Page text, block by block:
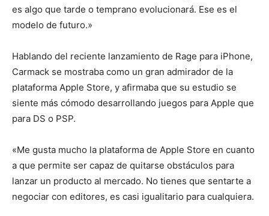
es algo que tarde o temprano evolucionará. Ese es el
modelo de futuro.»
Hablando del reciente lanzamiento de Rage para iPhone,
Carmack se mostraba como un gran admirador de la
plataforma Apple Store, y afirmaba que su estudio se
siente más cómodo desarrollando juegos para Apple que
para DS o PSP.
«Me gusta mucho la plataforma de Apple Store en cuanto
a que permite ser capaz de quitarse obstáculos para
lanzar un producto al mercado. No tienes que sentarte a
negociar con editores, es casi igualitario para cualquiera.